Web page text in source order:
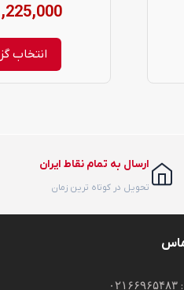
1,528,000 تومان
انتخاب
انتخاب
ارسال به تمام نقاط ایران
تحویل در کوتاه ترین زمان
۰۲۱۶۶۹۶۵۴۸۳